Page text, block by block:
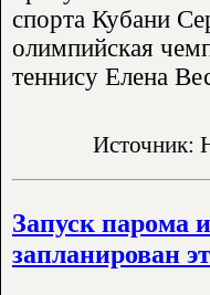
спорта Кубани
олимпийская
теннису Елена
Источник:
Запуск парома
запланирован